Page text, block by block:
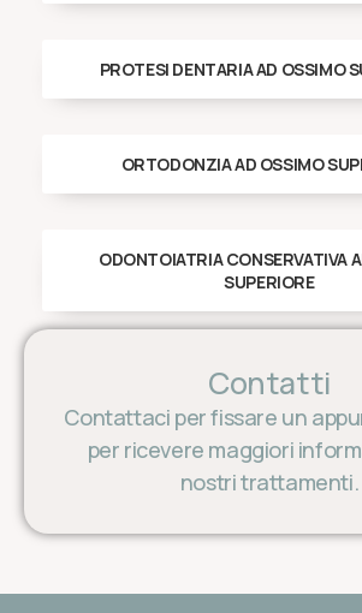
PROTESI DENTARIA AD OSSIMO
ORTODONZIA AD OSSIMO
ODONTOIATRIA CONSERVATIVA
SUPERIORE
Contatti
Contattaci per fissare un
per ricevere maggiori
nostri trattamenti.